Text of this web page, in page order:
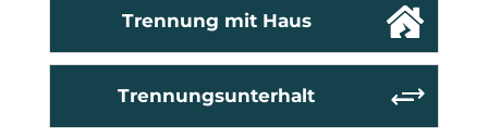
Trennung mit Haus
Trennungsunterhalt